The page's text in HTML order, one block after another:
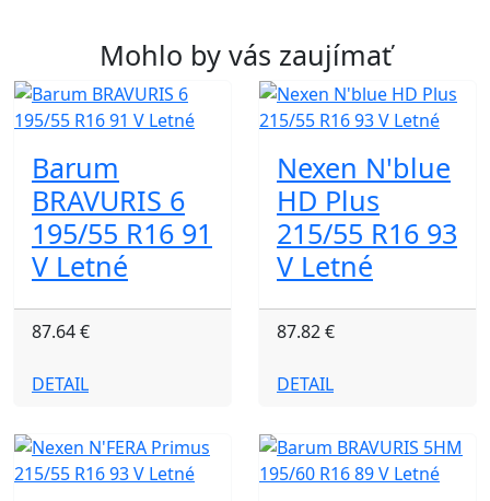
Mohlo by vás zaujímať
Barum
BRAVURIS 6
195/55 R16 91
V Letné
87.64 €
DETAIL
Nexen N'blue
HD Plus
215/55 R16 93
V Letné
87.82 €
DETAIL